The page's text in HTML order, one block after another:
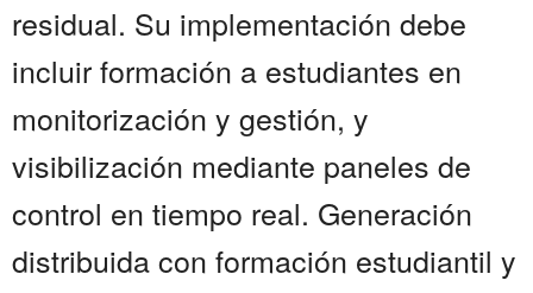
residual. Su implementación debe
incluir formación a estudiantes en
monitorización y gestión, y
visibilización mediante paneles de
control en tiempo real. Generación
distribuida con formación estudiantil y